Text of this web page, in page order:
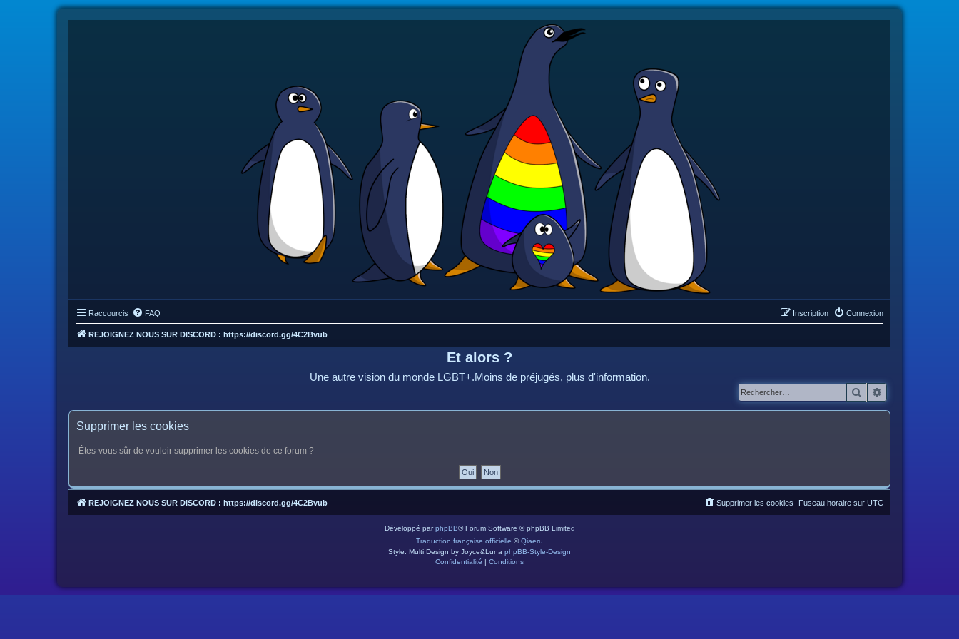
Raccourcis FAQ Connexion
Inscription
REJOIGNEZ NOUS SUR DISCORD : https://discord.gg/4C2Bvub
Et alors ?
Une autre vision du monde LGBT+.Moins de préjugés, plus d'information.
Rechercher
Supprimer les cookies
Êtes-vous sûr de vouloir supprimer les cookies de ce forum ?
REJOIGNEZ NOUS SUR DISCORD : https://discord.gg/4C2Bvub Fuseau horaire sur UTC
Supprimer les cookies
Développé parphpBB® Forum Software © phpBB Limited
Traduction française officielle ©Qiaeru
Style: Multi Design by Joyce&Luna phpBB-Style-Design
Confidentialité | Conditions